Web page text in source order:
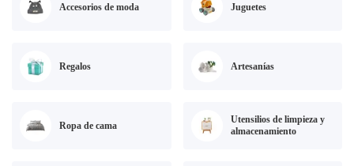
Accesorios de moda Juguetes
Regalos Artesanías
Ropa de cama
Utensilios de limpieza y
almacenamiento